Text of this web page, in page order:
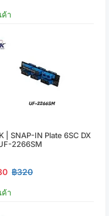
า
| SNAP-IN Plate 6SC DX
2266SM
฿320
า